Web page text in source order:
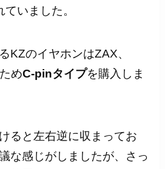
いました。
KZのイヤホンはZAX、
めC-pinタイプを購入しま
ると左右逆に収まってお
な感じがしましたが、さっ